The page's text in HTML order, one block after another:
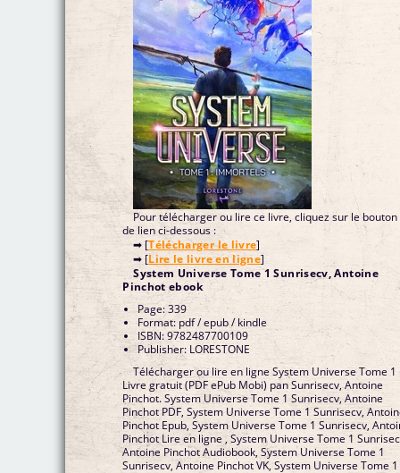
Pour télécharger ou lire ce livre, cliquez sur le bouton
de lien ci-dessous :
➡ [Télécharger le livre]
➡ [Lire le livre en ligne]
System Universe Tome 1 Sunrisecv, Antoine
Pinchot ebook
Page: 339
Format: pdf / epub / kindle
ISBN: 9782487700109
Publisher: LORESTONE
Télécharger ou lire en ligne System Universe Tome 1
Livre gratuit (PDF ePub Mobi) pan Sunrisecv, Antoine
Pinchot. System Universe Tome 1 Sunrisecv, Antoine
Pinchot PDF, System Universe Tome 1 Sunrisecv,
Pinchot Epub, System Universe Tome 1 Sunrisecv,
Pinchot Lire en ligne , System Universe Tome 1
Antoine Pinchot Audiobook, System Universe Tome 1
Sunrisecv, Antoine Pinchot VK, System Universe Tome 1